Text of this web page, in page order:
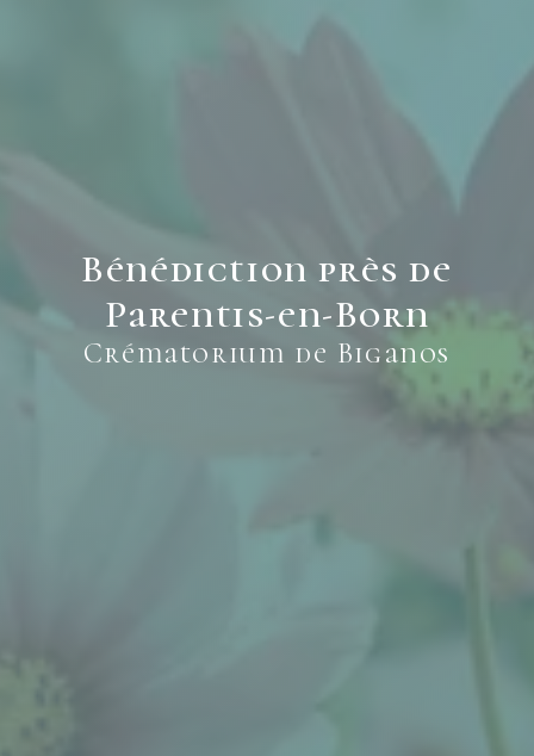
Bénédiction près de
Parentis-en-Born
Crématorium de Biganos